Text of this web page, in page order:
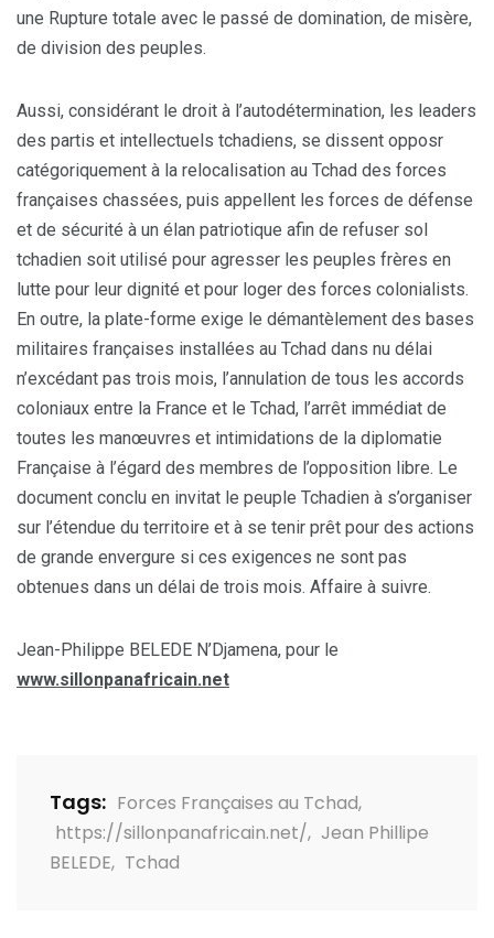
une Rupture totale avec le passé de domination, de misère,
de division des peuples.
Aussi, considérant le droit à l’autodétermination, les leaders
des partis et intellectuels tchadiens, se dissent opposr
catégoriquement à la relocalisation au Tchad des forces
françaises chassées, puis appellent les forces de défense
et de sécurité à un élan patriotique afin de refuser sol
tchadien soit utilisé pour agresser les peuples frères en
lutte pour leur dignité et pour loger des forces colonialists.
En outre, la plate-forme exige le démantèlement des bases
militaires françaises installées au Tchad dans nu délai
n’excédant pas trois mois, l’annulation de tous les accords
coloniaux entre la France et le Tchad, l’arrêt immédiat de
toutes les manœuvres et intimidations de la diplomatie
Française à l’égard des membres de l’opposition libre. Le
document conclu en invitat le peuple Tchadien à s’organiser
sur l’étendue du territoire et à se tenir prêt pour des actions
de grande envergure si ces exigences ne sont pas
obtenues dans un délai de trois mois. Affaire à suivre.
Jean-Philippe BELEDE N’Djamena, pour le
www.sillonpanafricain.net
Tags: Forces Françaises au Tchad,
https://sillonpanafricain.net/, Jean Phillipe
BELEDE, Tchad